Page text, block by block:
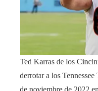
Ted Karras de los
derrotar a los
de noviembre de 2022